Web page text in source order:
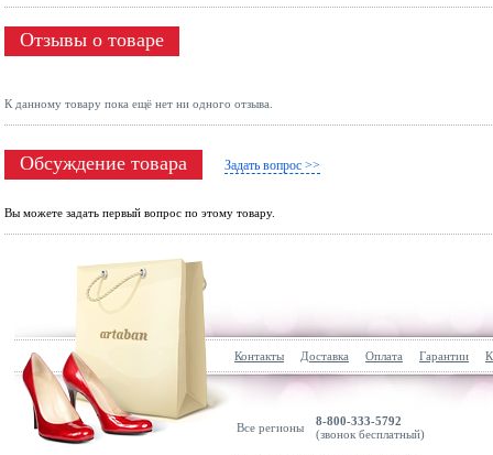
Отзывы о товаре
К данному товару пока ещё нет ни одного отзыва.
Обсуждение товара Задать вопрос >>
Вы можете задать первый вопрос по этому товару.
Контакты Доставка Оплата Гарантии
Все регионы
8-800-333-5792
(звонок бесплатный)